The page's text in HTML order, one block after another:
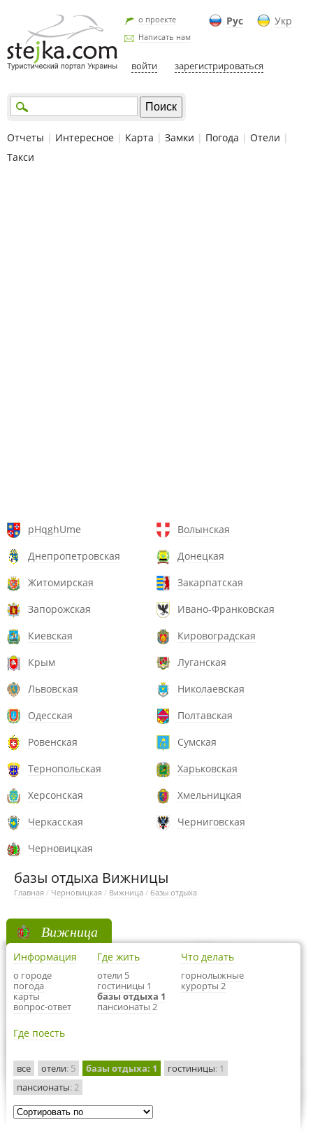
Рус Укр
о проекте
Написать нам
войти зарегистрироваться
Отчеты | Интересное | Карта | Замки | Погода | Отели |
Такси
pHqghUme
Волынская
Днепропетровская
Донецкая
Житомирская
Закарпатская
Запорожская
Ивано-Франковская
Киевская
Кировоградская
Крым
Луганская
Львовская
Николаевская
Одесская
Полтавская
Ровенская
Сумская
Тернопольская
Харьковская
Херсонская
Хмельницкая
Черкасская
Черниговская
Черновицкая
базы отдыха Вижницы
Главная / Черновицкая / Вижница / базы отдыха
Вижница
Информация
о городе
погода
карты
вопрос-ответ
Где жить
отели 5
гостиницы 1
базы отдыха 1
пансионаты 2
Что делать
горнолыжные
курорты 2
Где поесть
все отели: 5 базы отдыха: 1 гостиницы: 1
пансионаты: 2